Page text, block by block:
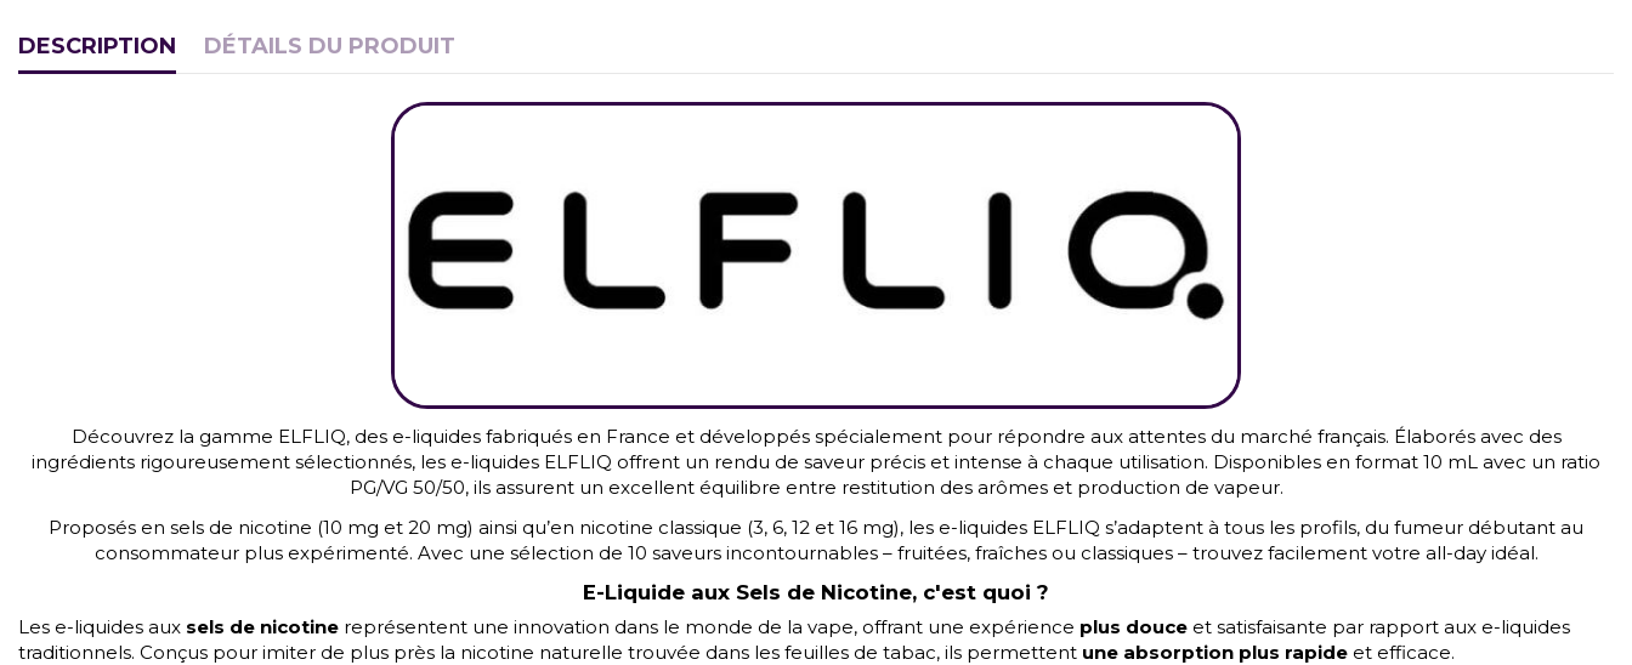
DESCRIPTION DÉTAILS DU PRODUIT
Découvrez la gamme ELFLIQ, des e-liquides fabriqués en France et développés spécialement pour répondre aux attentes du marché français. Élaborés avec des
ingrédients rigoureusement sélectionnés, les e-liquides ELFLIQ offrent un rendu de saveur précis et intense à chaque utilisation. Disponibles en format 10 mL avec un ratio
PG/VG 50/50, ils assurent un excellent équilibre entre restitution des arômes et production de vapeur.
Proposés en sels de nicotine (10 mg et 20 mg) ainsi qu’en nicotine classique (3, 6, 12 et 16 mg), les e-liquides ELFLIQ s’adaptent à tous les profils, du fumeur débutant au
consommateur plus expérimenté. Avec une sélection de 10 saveurs incontournables – fruitées, fraîches ou classiques – trouvez facilement votre all-day idéal.
E-Liquide aux Sels de Nicotine, c'est quoi ?
Les e-liquides aux sels de nicotine représentent une innovation dans le monde de la vape, offrant une expérience plus douce et satisfaisante par rapport aux e-liquides
traditionnels. Conçus pour imiter de plus près la nicotine naturelle trouvée dans les feuilles de tabac, ils permettent une absorption plus rapide et efficace.